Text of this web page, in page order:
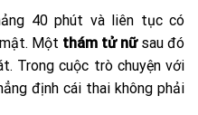
40 phút và liên tục có
Một thám tử nữ sau đó
Trong cuộc trò chuyện với
định cái thai không phải